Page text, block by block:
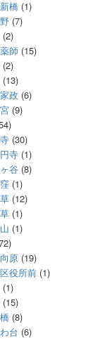
橋(1)
(7)
(2)
師(15)
(2)
(13)
政 (6)
(9)
(30)
寺(1)
谷(8)
(1)
(12)
(1)
(1)
原(19)
役所前(1)
(1)
(15)
(8)
台 (6)